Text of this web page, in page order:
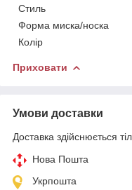
Стиль
Форма миска/носка
Колір
Приховати
Умови доставки
Доставка здійснюється
Нова Пошта
Укрпошта